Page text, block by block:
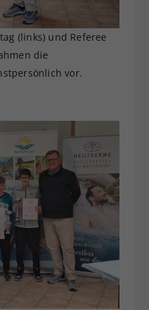
(links) und Referee
die
vor.